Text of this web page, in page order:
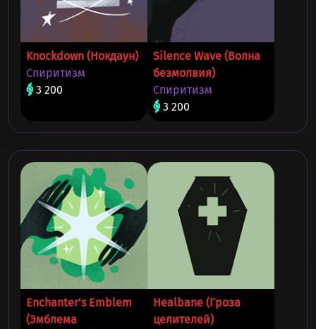
Knockdown (Нокдаун)
Спиритизм
3 200
Silence Wave (Волна
безмолвия)
Спиритизм
3 200
Enchanter's Emblem
(Эмблема
Healbane (Гроза
целителей)